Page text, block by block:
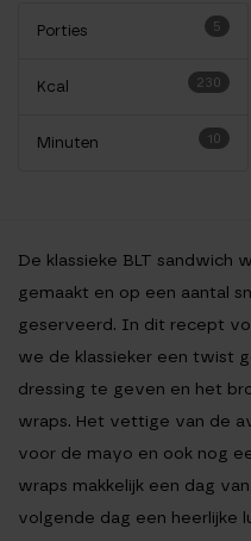
Porties 5
Kcal 230
Minuten 10
De klassieke BLT sandwich
gemaakt en op een aantal
geserveerd. In dit recept
we de klassieker een twist
dressing te geven en het
wraps. Het vettige van de
voor de mayo en ook nog
wraps makkelijk een dag
volgende dag een heerlijke